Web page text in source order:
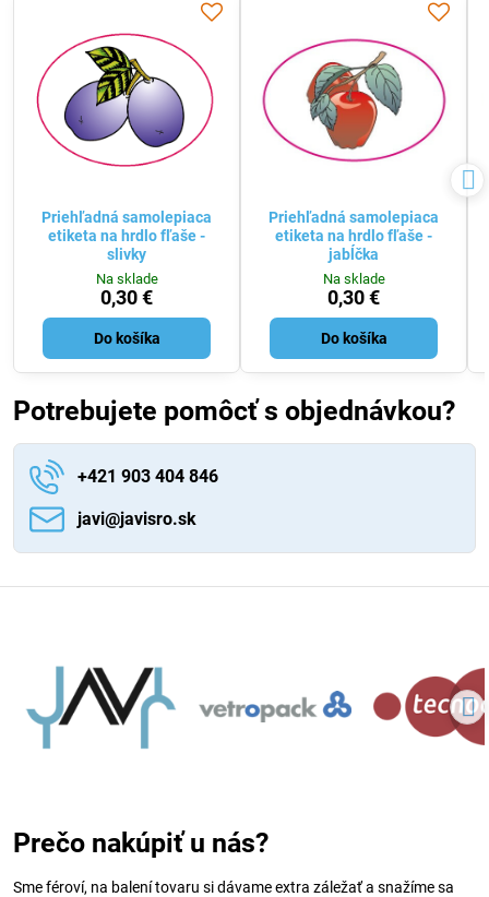
Priehľadná samolepiaca
etiketa na hrdlo fľaše -
slivky
Na sklade
0,30 €
Do košíka
Priehľadná samolepiaca
etiketa na hrdlo fľaše -
jabĺčka
Na sklade
0,30 €
Do košíka
Potrebujete pomôcť s objednávkou?
+421 903 404 846
javi​@javisro​.sk
Prečo nakúpiť u nás?
Sme féroví, na balení tovaru si dávame extra záležať a snažíme sa